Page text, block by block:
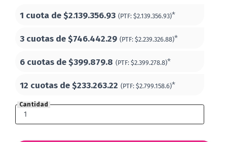
1 cuota de$2.139.356.93 (PTF: $2.139.356.93)*
3 cuotas de$746.442.29 (PTF: $2.239.326.88)*
6 cuotas de$399.879.8 (PTF: $2.399.278.8)*
12 cuotas de$233.263.22 (PTF: $2.799.158.6)*
Cantidad